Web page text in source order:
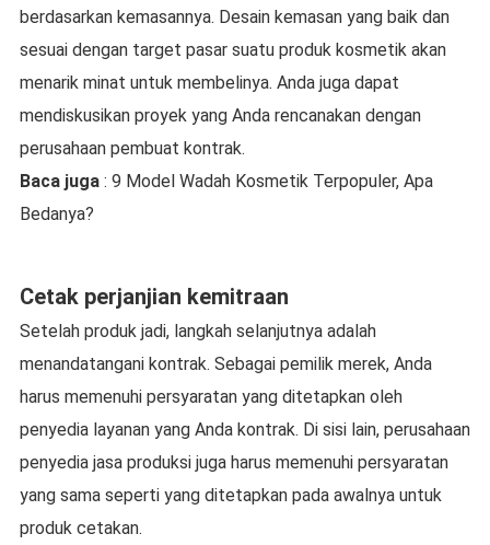
berdasarkan kemasannya. Desain kemasan yang baik dan
sesuai dengan target pasar suatu produk kosmetik akan
menarik minat untuk membelinya. Anda juga dapat
mendiskusikan proyek yang Anda rencanakan dengan
perusahaan pembuat kontrak.
Baca juga: 9 Model Wadah Kosmetik Terpopuler, Apa
Bedanya?
Cetak perjanjian kemitraan
Setelah produk jadi, langkah selanjutnya adalah
menandatangani kontrak. Sebagai pemilik merek, Anda
harus memenuhi persyaratan yang ditetapkan oleh
penyedia layanan yang Anda kontrak. Di sisi lain, perusahaan
penyedia jasa produksi juga harus memenuhi persyaratan
yang sama seperti yang ditetapkan pada awalnya untuk
produk cetakan.